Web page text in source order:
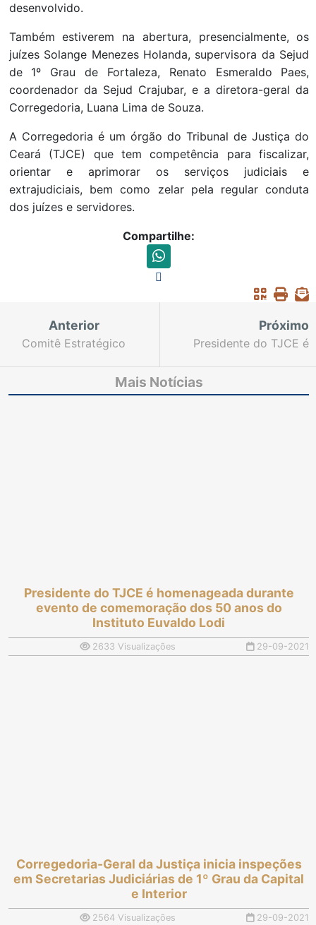
desenvolvido.
Também estiverem na abertura, presencialmente, os
juízes Solange Menezes Holanda, supervisora da Sejud
de 1º Grau de Fortaleza, Renato Esmeraldo Paes,
coordenador da Sejud Crajubar, e a diretora-geral da
Corregedoria, Luana Lima de Souza.
A Corregedoria é um órgão do Tribunal de Justiça do
Ceará (TJCE) que tem competência para fiscalizar,
orientar e aprimorar os serviços judiciais e
extrajudiciais, bem como zelar pela regular conduta
dos juízes e servidores.
Compartilhe:
Anterior
Comitê Estratégico
híbrida desde o início
da pandemia e avalia
Próximo
Presidente do TJCE é
comemoração dos 50
Mais Notícias
Presidente do TJCE é homenageada durante
evento de comemoração dos 50 anos do
Instituto Euvaldo Lodi
2633 Visualizações 29-09-2021
Corregedoria-Geral da Justiça inicia inspeções
em Secretarias Judiciárias de 1º Grau da Capital
e Interior
2564 Visualizações 29-09-2021